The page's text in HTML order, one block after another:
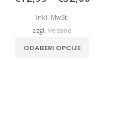
Inkl. MwSt.
zzgl. Versand
ODABERI OPCIJE